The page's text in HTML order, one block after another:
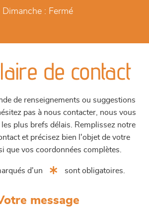
Dimanche : Fermé
de contact
de renseignements ou suggestions
pas à nous contacter, nous vous
plus brefs délais. Remplissez notre
et précisez bien l'objet de votre
que vos coordonnées complètes.
d'un sont obligatoires.
message